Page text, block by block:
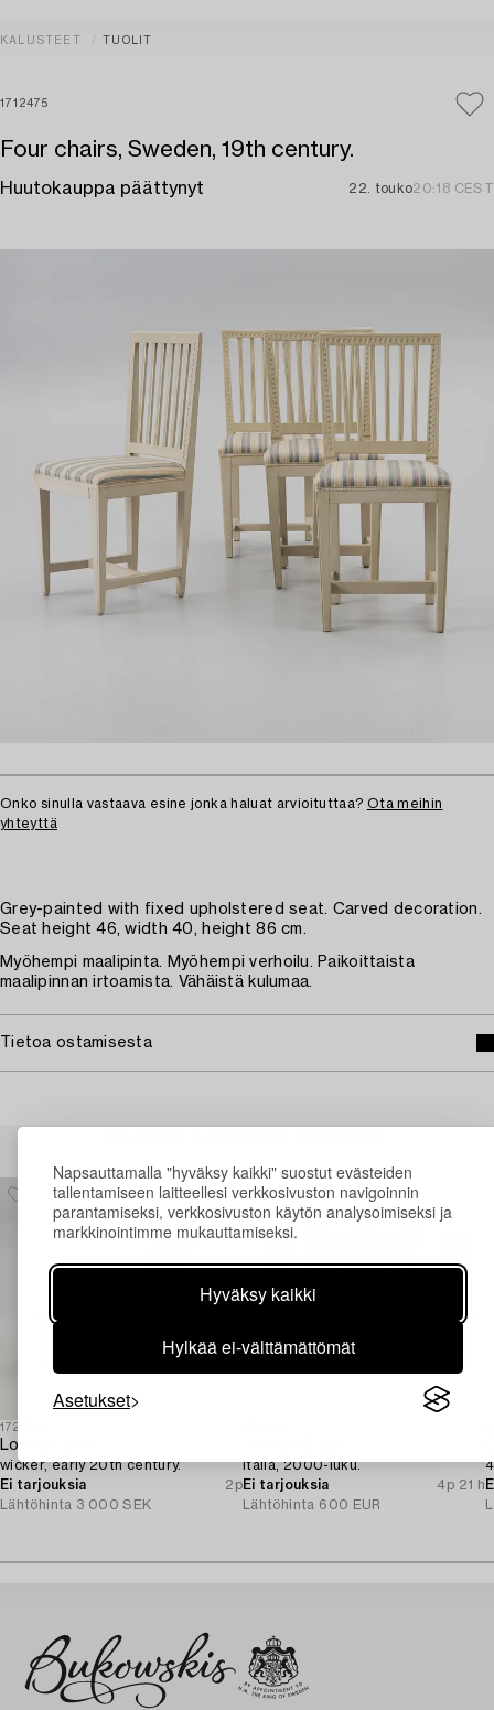
Napsauttamalla "hyväksy kaikki" suostut evästeiden
tallentamiseen laitteellesi verkkosivuston navigoinnin
parantamiseksi, verkkosivuston käytön analysoimiseksi ja
markkinointimme mukauttamiseksi.
Hyväksy kaikki
Hylkää ei-välttämättömät
Asetukset
KALUSTEET TUOLIT
1712475
Four chairs, Sweden, 19th century.
Huutokauppa päättynyt 22. touko20:18 CEST
Onko sinulla vastaava esine jonka haluat arvioituttaa? Ota meihin
yhteyttä
Grey-painted with fixed upholstered seat. Carved decoration.
Seat height 46, width 40, height 86 cm.
Myöhempi maalipinta. Myöhempi verhoilu. Paikoittaista
maalipinnan irtoamista. Vähäistä kulumaa.
Tietoa ostamisesta
1726623
Lounge chair,
wicker, early 20th century.
Ei tarjouksia
2p
Lähtöhinta 3 000 SEK
Italia, 2000-luku.
Ei tarjouksia
4p 21 h
Lähtöhinta 600 EUR